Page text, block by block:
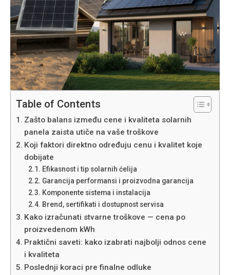
Table of Contents
Zašto balans između cene i kvaliteta solarnih
panela zaista utiče na vaše troškove
Koji faktori direktno određuju cenu i kvalitet koje
dobijate
Efikasnost i tip solarnih ćelija
Garancija performansi i proizvodna garancija
Komponente sistema i instalacija
Brend, sertifikati i dostupnost servisa
Kako izračunati stvarne troškove — cena po
proizvedenom kWh
Praktični saveti: kako izabrati najbolji odnos cene
i kvaliteta
Poslednji koraci pre finalne odluke